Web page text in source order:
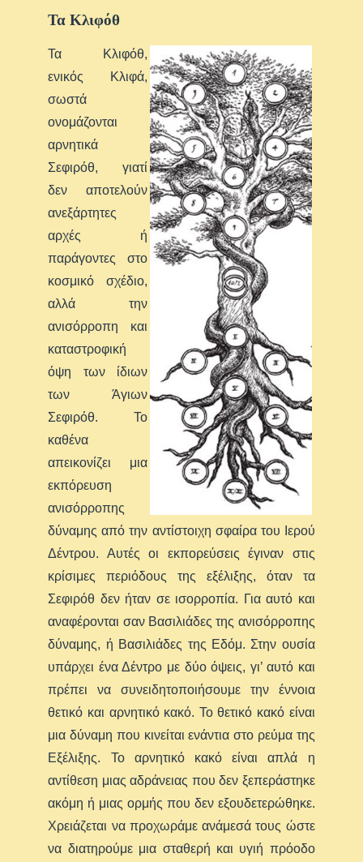
Τα Κλιφόθ
Τα Κλιφόθ,
ενικός Κλιφά,
σωστά
ονομάζονται
αρνητικά
Σεφιρόθ, γιατί
δεν αποτελούν
ανεξάρτητες
αρχές ή
παράγοντες στο
κοσμικό σχέδιο,
αλλά την
ανισόρροπη και
καταστροφική
όψη των ίδιων
των Άγιων
Σεφιρόθ. Το
καθένα
απεικονίζει μια
εκπόρευση
ανισόρροπης
δύναμης από την αντίστοιχη σφαίρα του Ιερού
Δέντρου. Αυτές οι εκπορεύσεις έγιναν στις
κρίσιμες περιόδους της εξέλιξης, όταν τα
Σεφιρόθ δεν ήταν σε ισορροπία. Για αυτό και
αναφέρονται σαν Βασιλιάδες της ανισόρροπης
δύναμης, ή Βασιλιάδες της Εδόμ. Στην ουσία
υπάρχει ένα Δέντρο με δύο όψεις, γι’ αυτό και
πρέπει να συνειδητοποιήσουμε την έννοια
θετικό και αρνητικό κακό. Το θετικό κακό είναι
μια δύναμη που κινείται ενάντια στο ρεύμα της
Εξέλιξης. Το αρνητικό κακό είναι απλά η
αντίθεση μιας αδράνειας που δεν ξεπεράστηκε
ακόμη ή μιας ορμής που δεν εξουδετερώθηκε.
Χρειάζεται να προχωράμε ανάμεσά τους ώστε
να διατηρούμε μια σταθερή και υγιή πρόοδο